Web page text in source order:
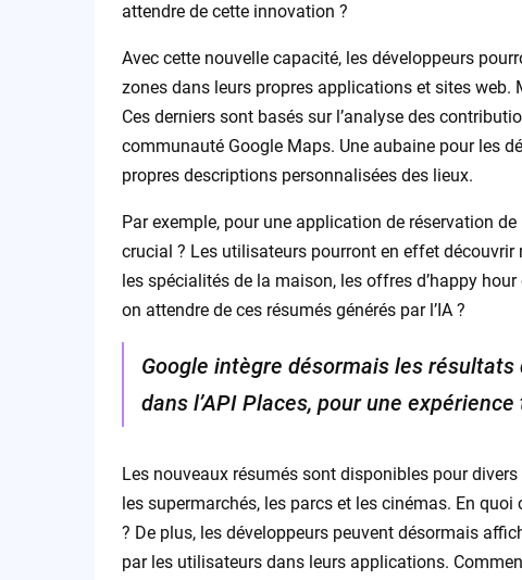
attendre de cette innovation ?
Avec cette nouvelle capacité, les développeurs
zones dans leurs propres applications et sites web.
Ces derniers sont basés sur l’analyse des
communauté Google Maps. Une aubaine pour les
propres descriptions personnalisées des lieux.
Par exemple, pour une application de réservation
crucial ? Les utilisateurs pourront en effet
les spécialités de la maison, les offres d’happy
on attendre de ces résumés générés par l’IA ?
Google intègre désormais les
dans l’API Places, pour une
Les nouveaux résumés sont disponibles pour
les supermarchés, les parcs et les cinémas. En
? De plus, les développeurs peuvent désormais
par les utilisateurs dans leurs applications.